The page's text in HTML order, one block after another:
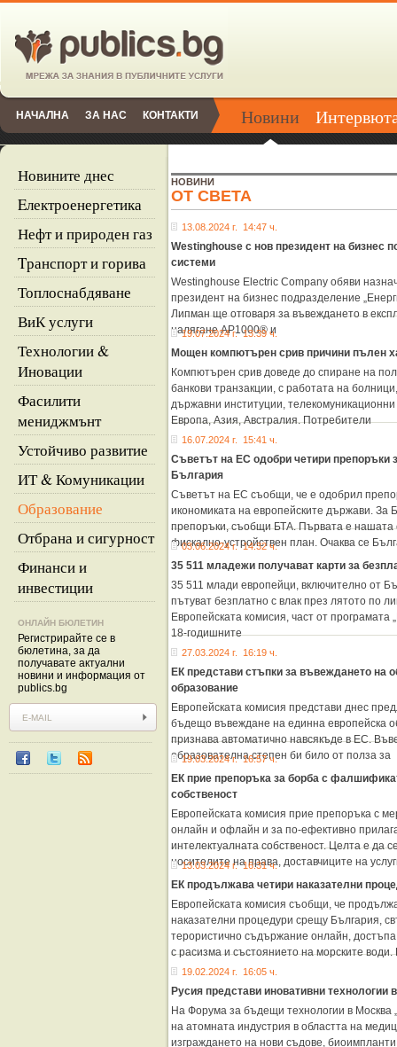
НАЧАЛНА ЗА НАС КОНТАКТИ Новини
Новините днес
Eлектроенергетика
Нефт и природен газ
Tранспорт и горива
Топлоснабдяване
ВиК услуги
Технологии &
Иновации
Фасилити
мениджмънт
Устойчиво развитие
ИТ & Комуникации
Образование
Отбрана и сигурност
Финанси и
инвестиции
ОНЛАЙН БЮЛЕТИН
Регистрирайте се в
бюлетина, за да
получавате актуални
новини и информация от
publics.bg
НОВИНИ
ОТ СВЕТА
13.08.2024 г. 14:47 ч.
Westinghouse с нов президент на бизнес
системи
Westinghouse Electric Company обяви
президент на бизнес подразделение
Липман ще отговаря за въвеждането в
налягане AP1000® и
19.07.2024 г. 13:39 ч.
Мощен компютърен срив причини пълен
Компютърен срив доведе до спиране на
банкови транзакции, с работата на
държавни институции,
Европа, Азия, Австралия. Потребители
16.07.2024 г. 15:41 ч.
Съветът на ЕС одобри четири препоръки
България
Съветът на ЕС съобщи, че е одобрил
икономиката на европейските държави. За
препоръки, съобщи БТА. Първата е нашата
фискално-устройствен план. Очаква се
03.06.2024 г. 14:32 ч.
35 511 младежи получават карти за
35 511 млади европейци, включително от
пътуват безплатно с влак през лятото по
Европейската комисия, част от
18-годишните
27.03.2024 г. 16:19 ч.
ЕК представи стъпки за въвеждането на
образование
Европейската комисия представи днес
бъдещо въвеждане на единна европейска
признава автоматично навсякъде в ЕС.
образователна степен би било от полза за
19.03.2024 г. 16:57 ч.
ЕК прие препоръка за борба с
собственост
Европейската комисия прие препоръка с
онлайн и офлайн и за по-ефективно
интелектуалната собственост. Целта е да
носителите на права, доставчиците на
13.03.2024 г. 16:31 ч.
ЕК продължава четири наказателни
Европейската комисия съобщи, че
наказателни процедури срещу България,
терористично съдържание онлайн,
с расизма и състоянието на морските води.
19.02.2024 г. 16:05 ч.
Русия представи иновативни технологии
На Форума за бъдещи технологии в Москва
на атомната индустрия в областта на
изграждането на нови съдове,